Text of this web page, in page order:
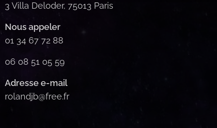
3 Villa Deloder, 75013 Paris
Nous appeler
01 34 67 72 88
06 08 51 05 59
Adresse e-mail
rolandjb@free.fr